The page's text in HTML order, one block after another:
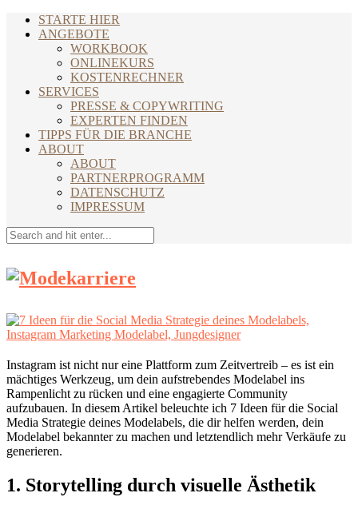
STARTE HIER
ANGEBOTE
WORKBOOK
ONLINEKURS
KOSTENRECHNER
SERVICES
PRESSE & COPYWRITING
EXPERTEN FINDEN
TIPPS FÜR DIE BRANCHE
ABOUT
ABOUT
PARTNERPROGRAMM
DATENSCHUTZ
IMPRESSUM
Instagram ist nicht nur eine Plattform zum Zeitvertreib – es ist ein
mächtiges Werkzeug, um dein aufstrebendes Modelabel ins
Rampenlicht zu rücken und eine engagierte Community
aufzubauen. In diesem Artikel beleuchte ich 7 Ideen für die Social
Media Strategie deines Modelabels, die dir helfen werden, dein
Modelabel bekannter zu machen und letztendlich mehr Verkäufe zu
generieren.
1. Storytelling durch visuelle Ästhetik